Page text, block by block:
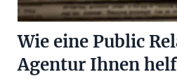
Wie eine Public
Agentur Ihnen